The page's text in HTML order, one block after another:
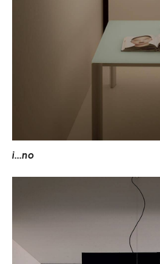
i...no